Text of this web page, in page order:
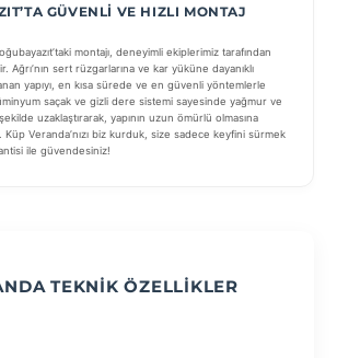
GÜVENLI VE HIZLI MONTAJ
montajı, deneyimli ekiplerimiz tarafından
Ağrı’nın sert rüzgarlarına ve kar yüküne dayanıklı
yapıyı, en kısa sürede ve en güvenli yöntemlerle
saçak ve gizli dere sistemi sayesinde yağmur ve
uzaklaştırarak, yapının uzun ömürlü olmasına
Küp Veranda’nızı biz kurduk, size sadece keyfini sürmek
ile güvendesiniz!
TEKNIK ÖZELLIKLER